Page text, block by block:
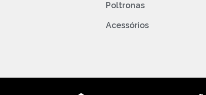
Poltronas
Acessórios